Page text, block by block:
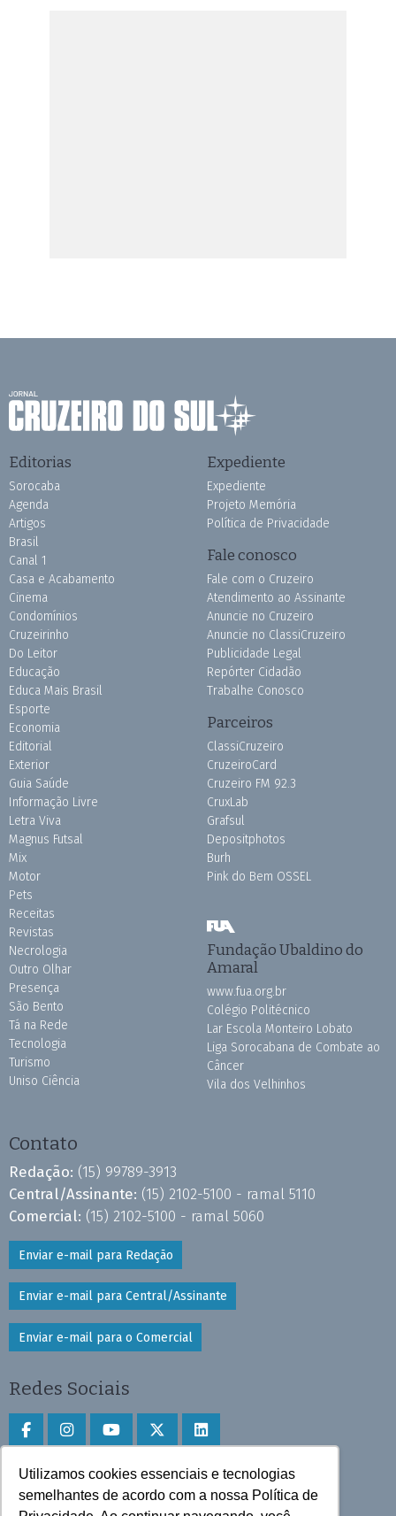
Utilizamos cookies essenciais e tecnologias
semelhantes de acordo com a nossa Política de
Editorias
Sorocaba
Agenda
Artigos
Brasil
Canal 1
Casa e Acabamento
Cinema
Condomínios
Cruzeirinho
Do Leitor
Educação
Educa Mais Brasil
Esporte
Economia
Editorial
Exterior
Guia Saúde
Informação Livre
Letra Viva
Magnus Futsal
Mix
Motor
Pets
Receitas
Revistas
Necrologia
Outro Olhar
Presença
São Bento
Tá na Rede
Tecnologia
Turismo
Uniso Ciência
Expediente
Expediente
Projeto Memória
Política de Privacidade
Fale conosco
Fale com o Cruzeiro
Atendimento ao Assinante
Anuncie no Cruzeiro
Anuncie no ClassiCruzeiro
Publicidade Legal
Repórter Cidadão
Trabalhe Conosco
Parceiros
ClassiCruzeiro
CruzeiroCard
Cruzeiro FM 92.3
CruxLab
Grafsul
Depositphotos
Burh
Pink do Bem OSSEL
Fundação Ubaldino do
Amaral
www.fua.org.br
Colégio Politécnico
Lar Escola Monteiro Lobato
Liga Sorocabana de Combate ao
Câncer
Vila dos Velhinhos
Contato
Redação: (15) 99789-3913
Central/Assinante: (15) 2102-5100 - ramal 5110
Comercial: (15) 2102-5100 - ramal 5060
Enviar e-mail para Redação
Enviar e-mail para Central/Assinante
Enviar e-mail para o Comercial
Redes Sociais
Faça download do aplicativo